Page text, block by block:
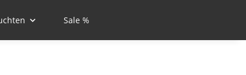
Sale %